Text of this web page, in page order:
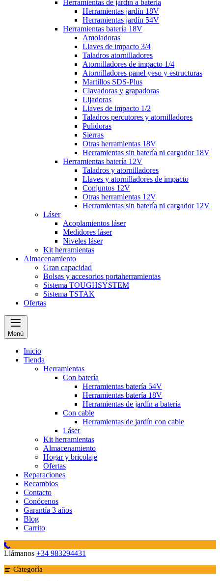
Herramientas de jardín a batería
Herramientas jardín 18V
Herramientas jardín 54V
Herramientas batería 18V
Amoladoras
Llaves de impacto 3/4
Taladros atornilladores
Atornilladores de impacto 1/4
Atornilladores panel yeso y estructuras
Martillos SDS-Plus
Clavadoras y grapadoras
Lijadoras
Llaves de impacto 1/2
Taladros percutores y atornilladores
Pulidoras
Sierras
Otras herramientas 18V
Herramientas sin batería ni cargador 18V
Herramientas batería 12V
Taladros y atornilladores
Llaves y atornilladores de impacto
Conjuntos 12V
Otras herramientas 12V
Herramientas sin batería ni cargador 12V
Láser
Acoplamientos láser
Medidores láser
Niveles láser
Kit herramientas
Almacenamiento
Gran capacidad
Bolsas y accesorios portaherramientas
Sistema TOUGHSYSTEM
Sistema TSTAK
Ofertas
Menú
Inicio
Tienda
Herramientas
Con batería
Herramientas batería 54V
Herramientas batería 18V
Herramientas de jardín a batería
Con cable
Herramientas de jardín con cable
Láser
Kit herramientas
Almacenamiento
Hogar y bricolaje
Ofertas
Reparaciones
Recambios
Contacto
Conócenos
Garantía 3 años
Blog
Carrito
Llámanos +34 983294431
Categoría